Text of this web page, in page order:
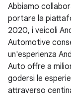
Abbiamo
portare la
2020, i veicoli
Automotive
un'esperienza
Auto offre a
godersi le
attraverso